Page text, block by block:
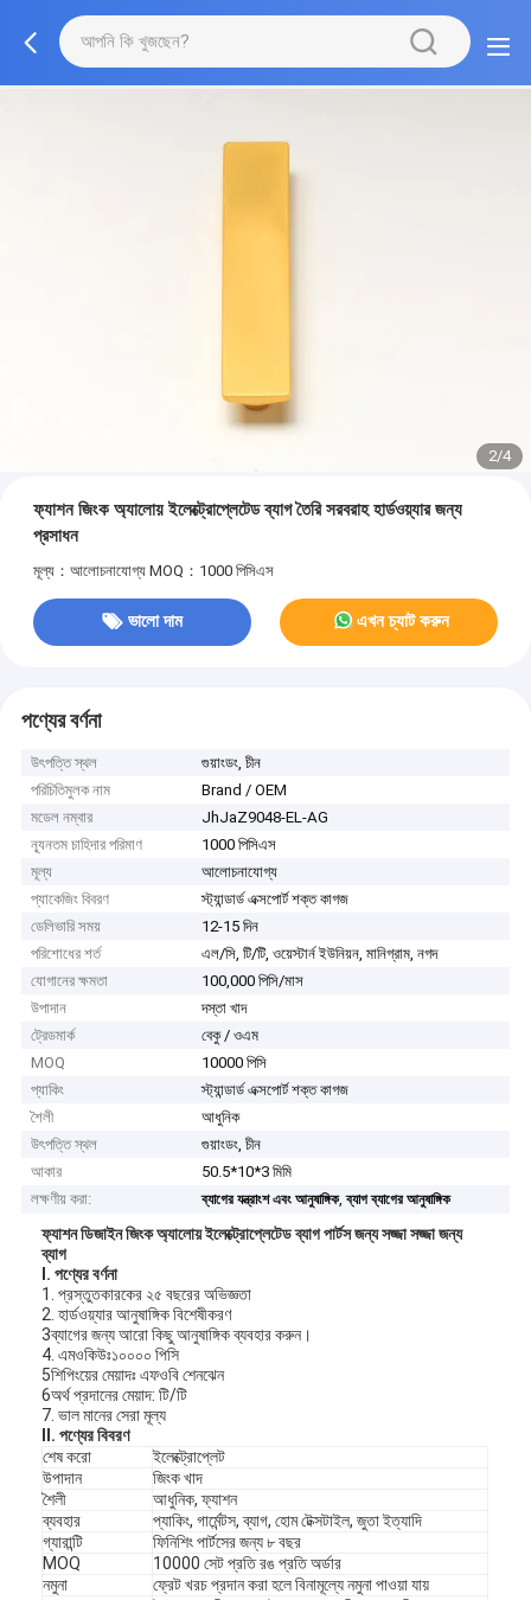
2/4
ফ্যাশন জিংক অ্যালোয় ইলেক্ট্রোপ্লেটেড ব্যাগ তৈরি সরবরাহ হার্ডওয়্যার জন্য
প্রসাধন
মূল্য：আলোচনাযোগ্য MOQ：1000 পিসিএস
ভালো দাম এখন চ্যাট করুন
পণ্যের বর্ণনা
উৎপত্তি স্থল
গুয়াংডং, চীন
পরিচিতিমুলক নাম
Brand / OEM
মডেল নম্বার
JhJaZ9048-EL-AG
ন্যূনতম চাহিদার পরিমাণ
1000 পিসিএস
মূল্য
আলোচনাযোগ্য
প্যাকেজিং বিবরণ
স্ট্যান্ডার্ড এক্সপোর্ট শক্ত কাগজ
ডেলিভারি সময়
12-15 দিন
পরিশোধের শর্ত
এল/সি, টি/টি, ওয়েস্টার্ন ইউনিয়ন, মানিগ্রাম, নগদ
যোগানের ক্ষমতা
100,000 পিসি/মাস
উপাদান
দস্তা খাদ
ট্রেডমার্ক
বেকু / ওএম
MOQ
10000 পিসি
প্যাকিং
স্ট্যান্ডার্ড এক্সপোর্ট শক্ত কাগজ
শৈলী
আধুনিক
উৎপত্তি স্থল
গুয়াংডং, চীন
আকার
50.5*10*3 মিমি
লক্ষণীয় করা:
ব্যাগের যন্ত্রাংশ এবং আনুষাঙ্গিক,ব্যাগ ব্যাগের আনুষাঙ্গিক
ফ্যাশন ডিজাইন জিংক অ্যালোয় ইলেক্ট্রোপ্লেটেড ব্যাগ পার্টস জন্য সজ্জা সজ্জা জন্য
ব্যাগ
I. পণ্যের বর্ণনা
1. প্রস্তুতকারকের ২৫ বছরের অভিজ্ঞতা
2. হার্ডওয়্যার আনুষাঙ্গিক বিশেষীকরণ
3ব্যাগের জন্য আরো কিছু আনুষাঙ্গিক ব্যবহার করুন।
4. এমওকিউঃ১০০০০ পিসি
5শিপিংয়ের মেয়াদঃ এফওবি শেনঝেন
6অর্থ প্রদানের মেয়াদ: টি/টি
7. ভাল মানের সেরা মূল্য
II. পণ্যের বিবরণ
শেষ করো
ইলেক্ট্রোপ্লেট
উপাদান
জিংক খাদ
শৈলী
আধুনিক, ফ্যাশন
ব্যবহার
প্যাকিং, গার্মেন্টস, ব্যাগ, হোম টেক্সটাইল, জুতা ইত্যাদি
গ্যারান্টি
ফিনিশিং পার্টসের জন্য ৮ বছর
MOQ
10000 সেট প্রতি রঙ প্রতি অর্ডার
নমুনা
ফ্রেট খরচ প্রদান করা হলে বিনামূল্যে নমুনা পাওয়া যায়